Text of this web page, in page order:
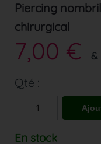
Piercing
chirurgical
7,00 € &
Qté :
En stock